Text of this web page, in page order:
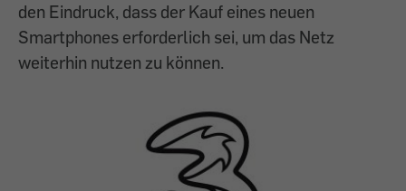
den Eindruck, dass der Kauf eines neuen
Smartphones erforderlich sei, um das Netz
weiterhin nutzen zu können.